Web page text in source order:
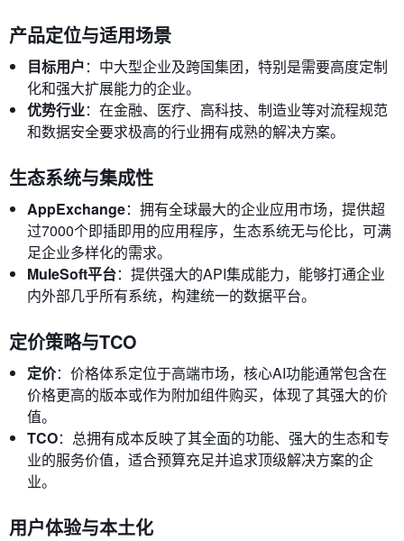
产品定位与适用场景
目标用户：中大型企业及跨国集团，特别是需要高度定制
化和强大扩展能力的企业。
优势行业：在金融、医疗、高科技、制造业等对流程规范
和数据安全要求极高的行业拥有成熟的解决方案。
生态系统与集成性
AppExchange：拥有全球最大的企业应用市场，提供超
过7000个即插即用的应用程序，生态系统无与伦比，可满
足企业多样化的需求。
MuleSoft平台：提供强大的API集成能力，能够打通企业
内外部几乎所有系统，构建统一的数据平台。
定价策略与TCO
定价：价格体系定位于高端市场，核心AI功能通常包含在
价格更高的版本或作为附加组件购买，体现了其强大的价
值。
TCO：总拥有成本反映了其全面的功能、强大的生态和专
业的服务价值，适合预算充足并追求顶级解决方案的企
业。
用户体验与本土化